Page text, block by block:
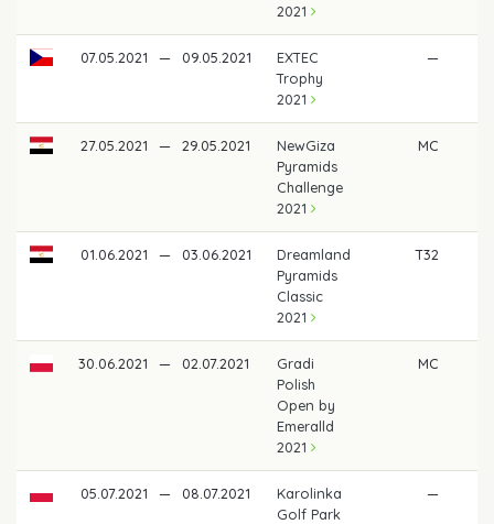
2021
07.05.2021 — 09.05.2021
EXTEC
Trophy
2021
—
27.05.2021 — 29.05.2021
NewGiza
Pyramids
Challenge
2021
MC
01.06.2021 — 03.06.2021
Dreamland
Pyramids
Classic
2021
T32
30.06.2021 — 02.07.2021
Gradi
Polish
Open by
Emeralld
2021
MC
05.07.2021 — 08.07.2021
Karolinka
Golf Park
—